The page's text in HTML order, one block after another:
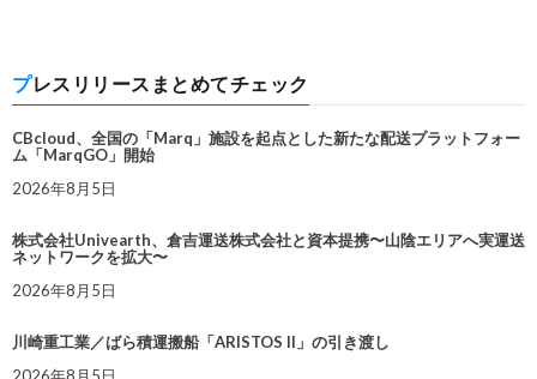
プレスリリースまとめてチェック
CBcloud、全国の「Marq」施設を起点とした新たな配送プラットフォー
ム「MarqGO」開始
2026年8月5日
株式会社Univearth、倉吉運送株式会社と資本提携〜山陰エリアへ実運送
ネットワークを拡大〜
2026年8月5日
川崎重工業／ばら積運搬船「ARISTOS II」の引き渡し